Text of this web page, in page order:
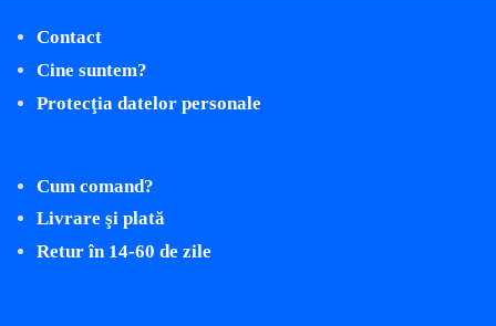
Contact
Cine suntem?
Protecţia datelor personale
Cum comand?
Livrare şi plată
Retur în 14-60 de zile